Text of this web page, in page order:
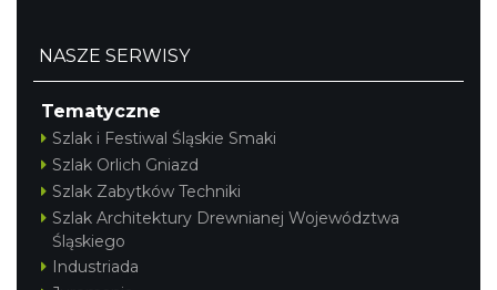
NASZE SERWISY
Tematyczne
Szlak i Festiwal Śląskie Smaki
Szlak Orlich Gniazd
Szlak Zabytków Techniki
Szlak Architektury Drewnianej Województwa
Śląskiego
Industriada